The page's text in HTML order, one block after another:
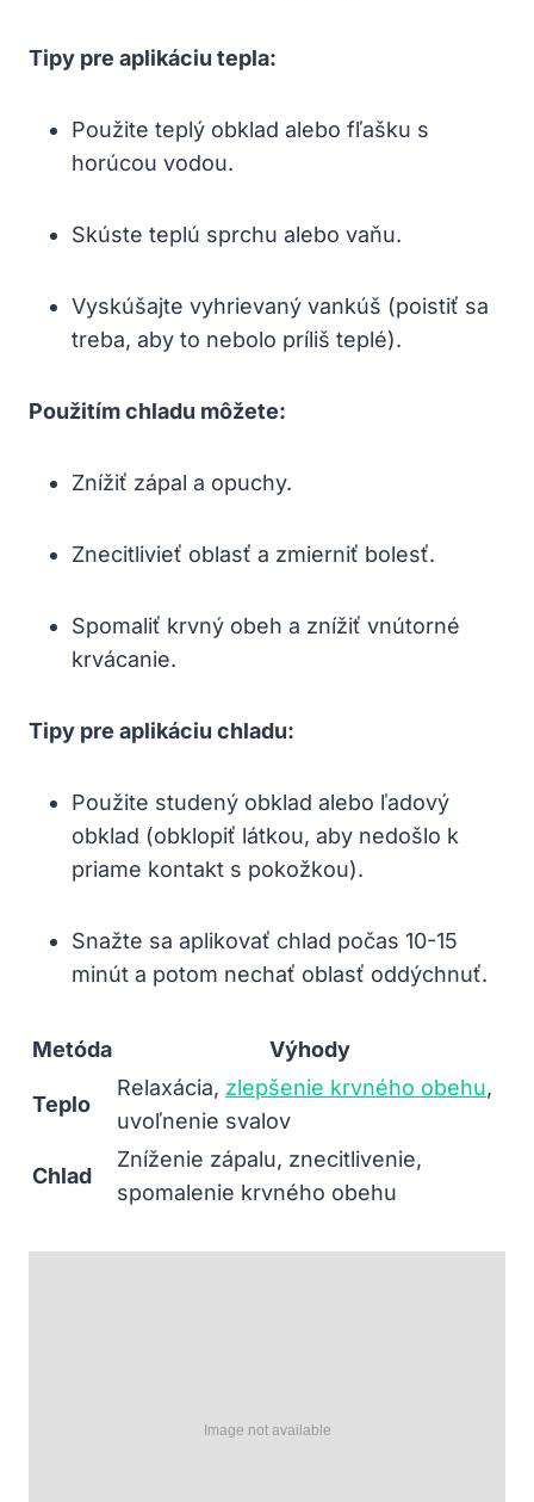
Tipy pre aplikáciu tepla:
Použite teplý obklad alebo fľašku s
horúcou vodou.
Skúste teplú sprchu alebo vaňu.
Vyskúšajte vyhrievaný vankúš (poistiť sa
treba, aby to nebolo príliš teplé).
Použitím chladu môžete:
Znížiť zápal a opuchy.
Znecitlivieť oblasť a zmierniť bolesť.
Spomaliť krvný obeh a znížiť vnútorné
krvácanie.
Tipy pre aplikáciu chladu:
Použite studený obklad alebo ľadový
obklad (obklopiť látkou, aby nedošlo k
priame kontakt s pokožkou).
Snažte sa aplikovať chlad počas 10-15
minút a potom nechať oblasť oddýchnuť.
Metóda Výhody
Teplo
Relaxácia, zlepšenie krvného obehu,
uvoľnenie svalov
Chlad
Zníženie zápalu, znecitlivenie,
spomalenie krvného obehu